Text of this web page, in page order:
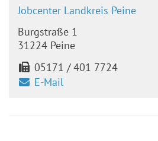
Jobcenter Landkreis Peine
Burgstraße 1
31224 Peine
05171 / 401 7724
E-Mail